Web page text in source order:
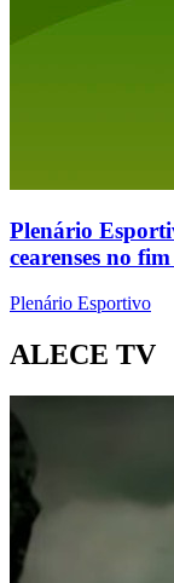
Plenário
cearenses no
Plenário Esportivo
ALECE TV